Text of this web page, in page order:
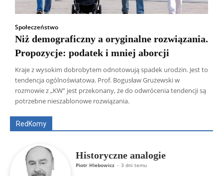
Społeczeństwo
Niż demograficzny a oryginalne rozwiązania.
Propozycje: podatek i mniej aborcji
Kraje z wysokim dobrobytem odnotowują spadek urodzin. Jest to
tendencja ogólnoświatowa. Prof. Bogusław Grużewski w
rozmowie z „KW” jest przekonany, że do odwrócenia tendencji są
potrzebne nieszablonowe rozwiązania.
RedKomy
Wszyscy Aleksander Borowik
Antoni Radczenko
Artur Płokszto
Grzegorz Górny
ks. Jarosław Wąsowicz SDB
Historyczne analogie
Piotr Hlebowicz - 3 dni temu